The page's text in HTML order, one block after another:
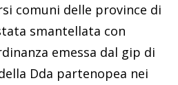
comuni delle province di
smantellata con
emessa dal gip di
Dda partenopea nei